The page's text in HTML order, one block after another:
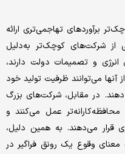
برآوردهای تهاجمی‌تری ارائه
از شرکت‌های کوچک‌تر به‌دلیل
و تصمیمات دولت دارند،
آنها می‌توانند ظرفیت تولید خود
دهند. در مقابل، شرکت‌های بزرگ
محافظه‌کارانه‌تر عمل می‌کنند و
قرار می‌دهند. به همین دلیل،
را نباید به معنای وقوع یک رونق فراگیر در